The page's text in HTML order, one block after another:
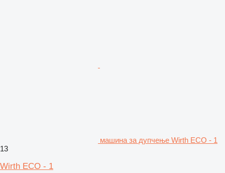
машина за дупчење Wirth ECO - 1
13
Wirth ECO - 1